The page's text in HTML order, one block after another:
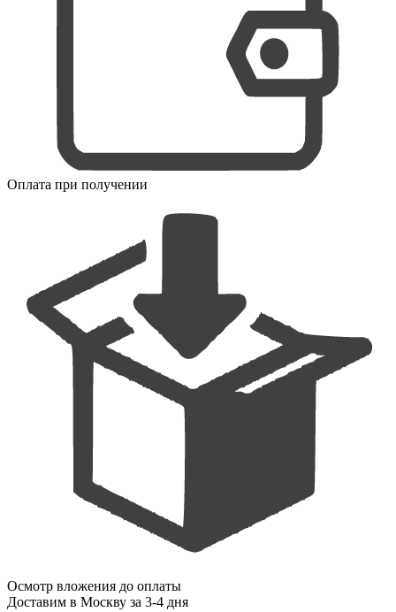
Оплата при получении
Осмотр вложения до оплаты
Доставим в Москву за 3-4 дня